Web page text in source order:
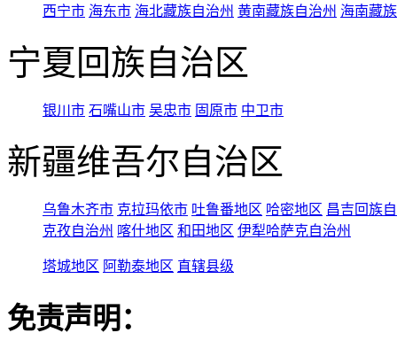
西宁市 海东市 海北藏族自治州 黄南藏族自治州 海南藏
宁夏回族自治区
银川市 石嘴山市 吴忠市 固原市 中卫市
新疆维吾尔自治区
乌鲁木齐市 克拉玛依市 吐鲁番地区 哈密地区 昌吉回族
克孜自治州 喀什地区 和田地区 伊犁哈萨克自治州
塔城地区 阿勒泰地区 直辖县级
免责声明：